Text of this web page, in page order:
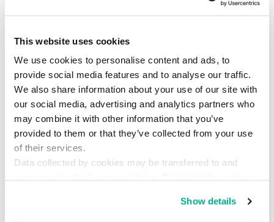
This website uses cookies
We use cookies to personalise content and ads, to
provide social media features and to analyse our traffic.
We also share information about your use of our site with
our social media, advertising and analytics partners who
may combine it with other information that you’ve
provided to them or that they’ve collected from your use
of their services.
Data collected by cookies may be transferred to and
Show details
クラウドに保管する情報と保管しない情報を仕
モバイルデバイスは紛失したり盗まれたりしや
すいので、モバイルデバイスには取扱注意な情
報を入れておかない。どうしてもそれが無理な
場合は、情報を暗号化する手段を探して講じて
おく。
特に重要な情報を保管するときは（写真や動画
を撮影する場合も同様）、デバイスからクラウ
ドへ自動アップロードされる設定になっていな